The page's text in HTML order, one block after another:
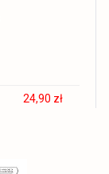
24,90 zł